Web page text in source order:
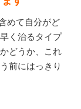
めて自分がど
く治るタイプ
どうか、これ
前にはっきり